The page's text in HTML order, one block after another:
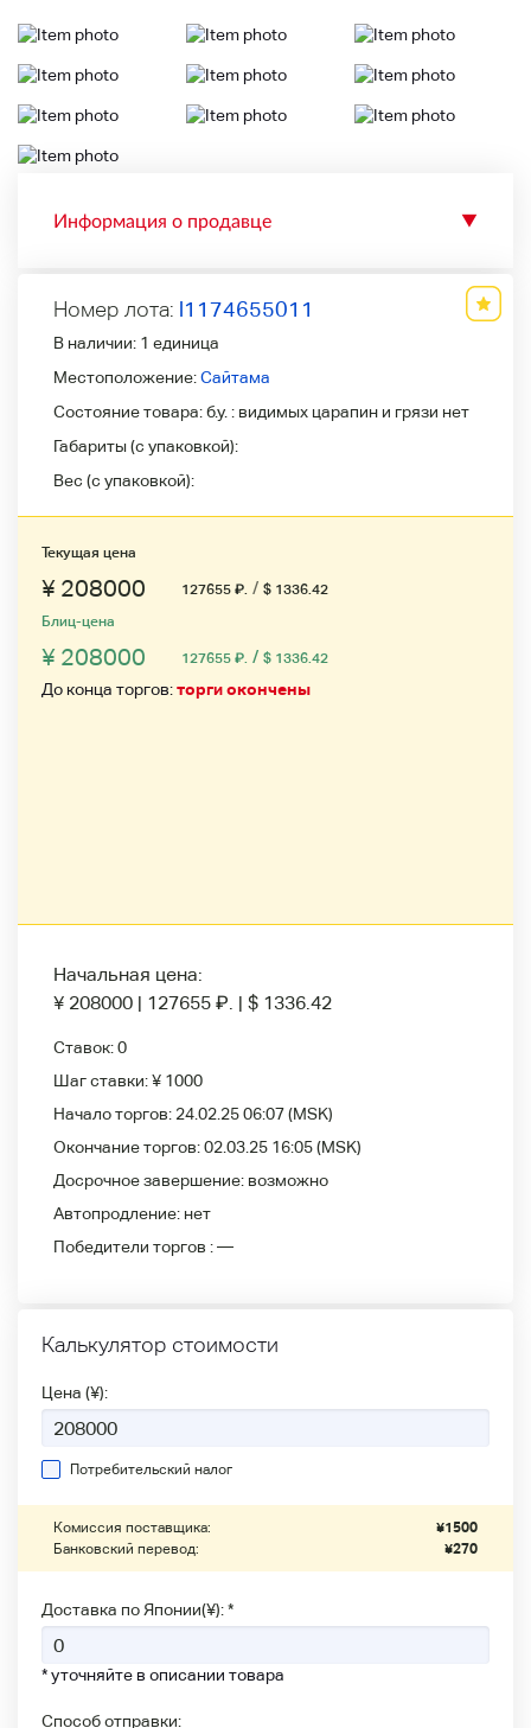
Информация о продавце ▼
Номер лота: l1174655011
В наличии: 1 единица
Местоположение:Сайтама
Состояние товара:б.у. : видимых царапин и грязи нет
Габариты (с упаковкой):
Вес (с упаковкой):
Текущая цена
¥ 208000 127655 ₽. / $ 1336.42
Блиц-цена
¥ 208000 127655 ₽. / $ 1336.42
До конца торгов:торги окончены
Начальная цена:
¥ 208000 | 127655 ₽. | $ 1336.42
Ставок:0
Шаг ставки:¥ 1000
Начало торгов: 24.02.25 06:07(MSK)
Окончание торгов:02.03.25 16:05(MSK)
Досрочное завершение: возможно
Автопродление: нет
Победители
торгов :—
Калькулятор стоимости
Цена (¥):
Потребительский налог
Комиссия поставщика: ¥1500
Банковский перевод:
¥270
Доставка по Японии(¥): *
* уточняйте в описании товара
Способ отправки: